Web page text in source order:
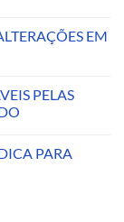
EM
PELAS
PARA